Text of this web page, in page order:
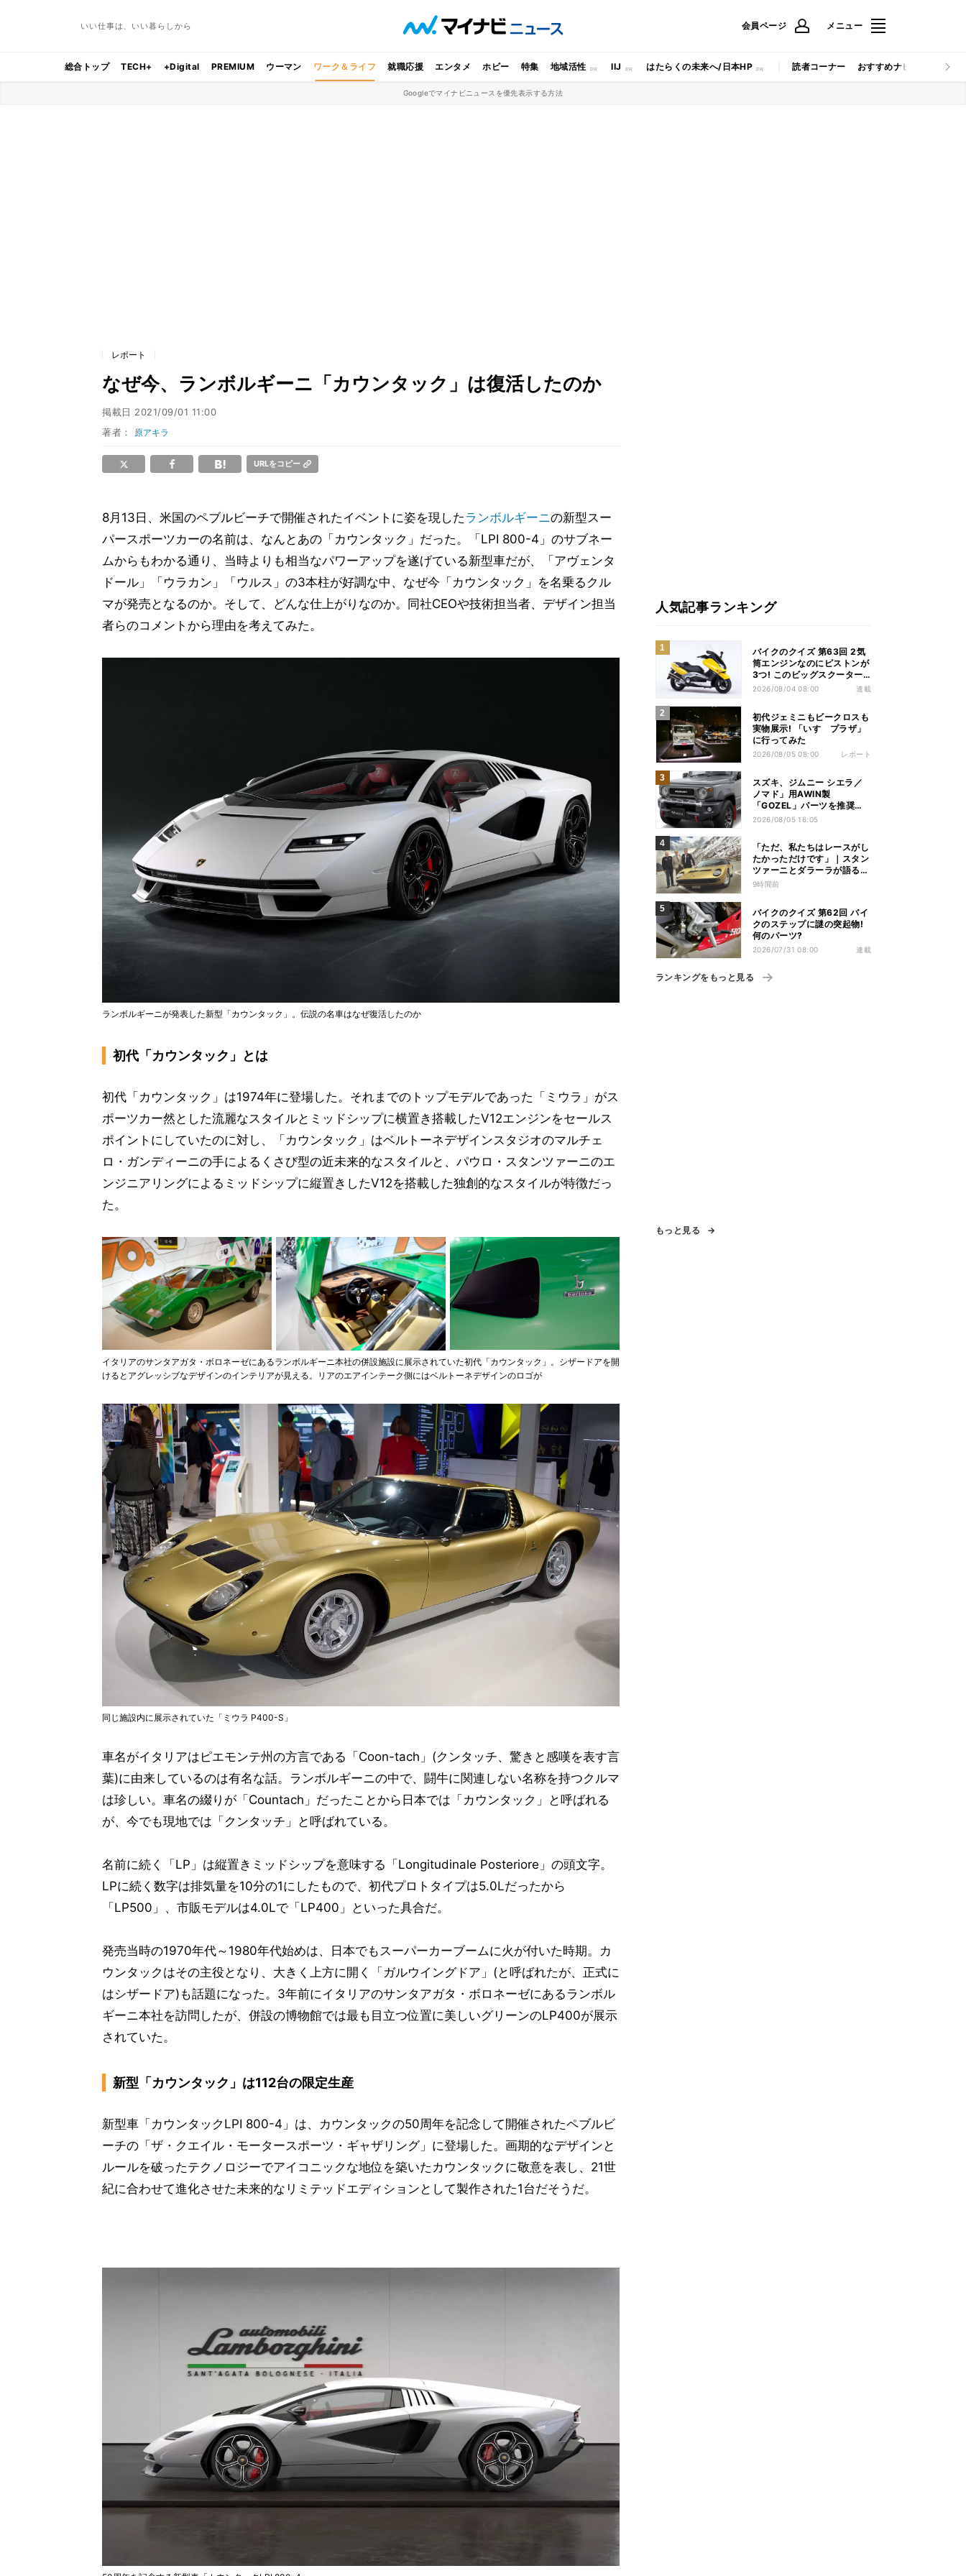
いい仕事は、いい暮らしから 会員ページ メニュー
総合トップ TECH+ +Digital PREMIUM ウーマン ワーク＆ライフ 就職応援 エンタメ ホビー 特集 地域活性 IIJ はたらくの未来へ/日本HP 読者コーナー おすすめナビ マイナビ
Googleでマイナビニュースを優先表示する方法
レポート
なぜ今、ランボルギーニ「カウンタック」は復活したのか
掲載日 2021/09/01 11:00
著者： 原アキラ
URLをコピー
8月13日、米国のペブルビーチで開催されたイベントに姿を現したランボルギーニの新型スー
パースポーツカーの名前は、なんとあの「カウンタック」だった。「LPI 800-4」のサブネー
ムからもわかる通り、当時よりも相当なパワーアップを遂げている新型車だが、「アヴェンタ
ドール」「ウラカン」「ウルス」の3本柱が好調な中、なぜ今「カウンタック」を名乗るクル
マが発売となるのか。そして、どんな仕上がりなのか。同社CEOや技術担当者、デザイン担当
者らのコメントから理由を考えてみた。
ランボルギーニが発表した新型「カウンタック」。伝説の名車はなぜ復活したのか
初代「カウンタック」とは
初代「カウンタック」は1974年に登場した。それまでのトップモデルであった「ミウラ」がス
ポーツカー然とした流麗なスタイルとミッドシップに横置き搭載したV12エンジンをセールス
ポイントにしていたのに対し、「カウンタック」はベルトーネデザインスタジオのマルチェ
ロ・ガンディーニの手によるくさび型の近未来的なスタイルと、パウロ・スタンツァーニのエ
ンジニアリングによるミッドシップに縦置きしたV12を搭載した独創的なスタイルが特徴だっ
た。
イタリアのサンタアガタ・ボロネーゼにあるランボルギーニ本社の併設施設に展示されていた初代「カウンタック」。シザードアを開
けるとアグレッシブなデザインのインテリアが見える。リアのエアインテーク側にはベルトーネデザインのロゴが
同じ施設内に展示されていた「ミウラ P400-S」
車名がイタリアはピエモンテ州の方言である「Coon-tach」(クンタッチ、驚きと感嘆を表す言
葉)に由来しているのは有名な話。ランボルギーニの中で、闘牛に関連しない名称を持つクルマ
は珍しい。車名の綴りが「Countach」だったことから日本では「カウンタック」と呼ばれる
が、今でも現地では「クンタッチ」と呼ばれている。
名前に続く「LP」は縦置きミッドシップを意味する「Longitudinale Posteriore」の頭文字。
LPに続く数字は排気量を10分の1にしたもので、初代プロトタイプは5.0Lだったから
「LP500」、市販モデルは4.0Lで「LP400」といった具合だ。
発売当時の1970年代～1980年代始めは、日本でもスーパーカーブームに火が付いた時期。カ
ウンタックはその主役となり、大きく上方に開く「ガルウイングドア」(と呼ばれたが、正式に
はシザードア)も話題になった。3年前にイタリアのサンタアガタ・ボロネーゼにあるランボル
ギーニ本社を訪問したが、併設の博物館では最も目立つ位置に美しいグリーンのLP400が展示
されていた。
新型「カウンタック」は112台の限定生産
新型車「カウンタックLPI 800-4」は、カウンタックの50周年を記念して開催されたペブルビ
ーチの「ザ・クエイル・モータースポーツ・ギャザリング」に登場した。画期的なデザインと
ルールを破ったテクノロジーでアイコニックな地位を築いたカウンタックに敬意を表し、21世
紀に合わせて進化させた未来的なリミテッドエディションとして製作された1台だそうだ。
人気記事ランキング
バイクのクイズ 第63回 2気
筒エンジンなのにピストンが
3つ! このビッグスクーター
の名前は?
2026/08/04 08:00 連載
初代ジェミニもビークロスも
実物展示! 「いすゞプラザ」
に行ってみた
2026/08/05 08:00 レポート
スズキ、ジムニー シエラ／
ノマド」用AWIN製
「GOZEL」パーツを推奨用
品に設定。東京オートサロン
2026/08/05 16:05
「ただ、私たちはレースがし
たかっただけです」｜スタン
ツァーニとダラーラが語る、
ミウラ誕生のとき【前編】
9時間前
バイクのクイズ 第62回 バイ
クのステップに謎の突起物!
何のパーツ?
2026/07/31 08:00 連載
ランキングをもっと見る
もっと見る